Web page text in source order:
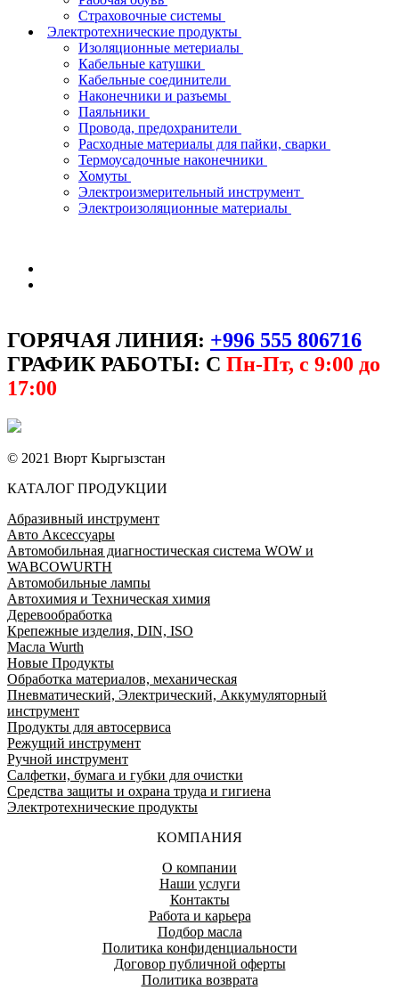
Страховочные системы
Электротехнические продукты
Изоляционные метериалы
Кабельные катушки
Кабельные соединители
Наконечники и разъемы
Паяльники
Провода, предохранители
Расходные материалы для пайки, сварки
Термоусадочные наконечники
Хомуты
Электроизмерительный инструмент
Электроизоляционные материалы
ГОРЯЧАЯ ЛИНИЯ: +996 555 806716
ГРАФИК РАБОТЫ: С Пн-Пт, с 9:00 до
17:00
© 2021 Вюрт Кыргызстан
КАТАЛОГ ПРОДУКЦИИ
Абразивный инструмент
Авто Аксессуары
Автомобильная диагностическая система WOW и
WABCOWURTH
Автомобильные лампы
Автохимия и Техническая химия
Деревообработка
Крепежные изделия, DIN, ISO
Масла Wurth
Новые Продукты
Обработка материалов, механическая
Пневматический, Электрический, Аккумуляторный
инструмент
Продукты для автосервиса
Режущий инструмент
Ручной инструмент
Салфетки, бумага и губки для очистки
Средства защиты и охрана труда и гигиена
Электротехнические продукты
КОМПАНИЯ
О компании
Наши услуги
Контакты
Работа и карьера
Подбор масла
Политика конфиденциальности
Договор публичной оферты
Политика возврата